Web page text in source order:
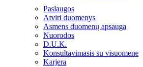
Paslaugos
Atviri duomenys
Asmens duomenų apsauga
Nuorodos
D.U.K.
Konsultavimasis su visuomene
Karjera